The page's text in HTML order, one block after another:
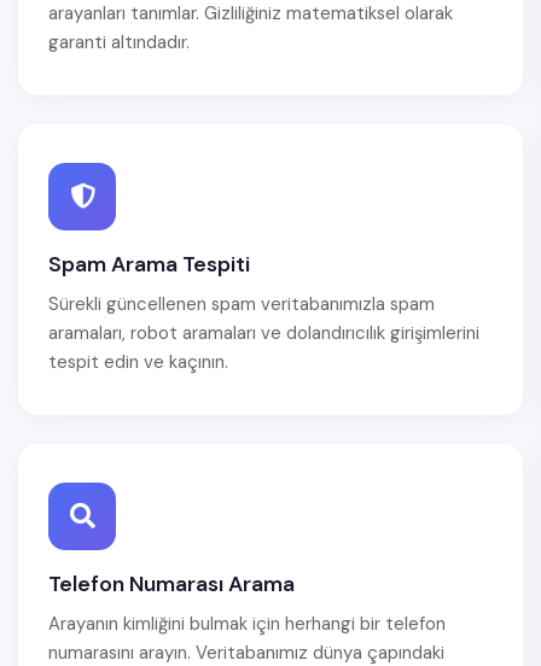
arayanları tanımlar. Gizliliğiniz matematiksel olarak
garanti altındadır.
Spam Arama Tespiti
Sürekli güncellenen spam veritabanımızla spam
aramaları, robot aramaları ve dolandırıcılık girişimlerini
tespit edin ve kaçının.
Telefon Numarası Arama
Arayanın kimliğini bulmak için herhangi bir telefon
numarasını arayın. Veritabanımız dünya çapındaki